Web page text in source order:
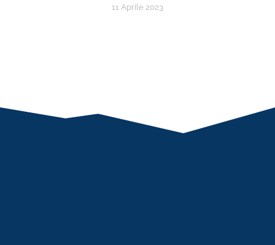
11 Aprile 2023